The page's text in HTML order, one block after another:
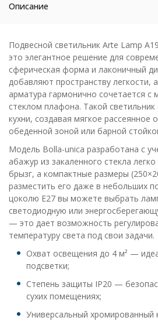
Описание
Подвесной светильник Arte Lamp
это элегантное решение для
сферическая форма и лаконичный
добавляют пространству легкости,
арматура гармонично сочетается
стеклом плафона. Такой
кухни, создавая мягкое рассеянное
обеденной зоной или барной
Модель Bolla-unica разработана с
абажур из закаленного стекла
брызг, а компактные размеры
разместить его даже в небольших
цоколю E27 вы можете выбрать
светодиодную или
— это дает возможность
температуру света под свои задачи.
Охват освещения до 4 м² —
подсветки;
Степень защиты IP20 —
сухих помещениях;
Универсальный хромированный